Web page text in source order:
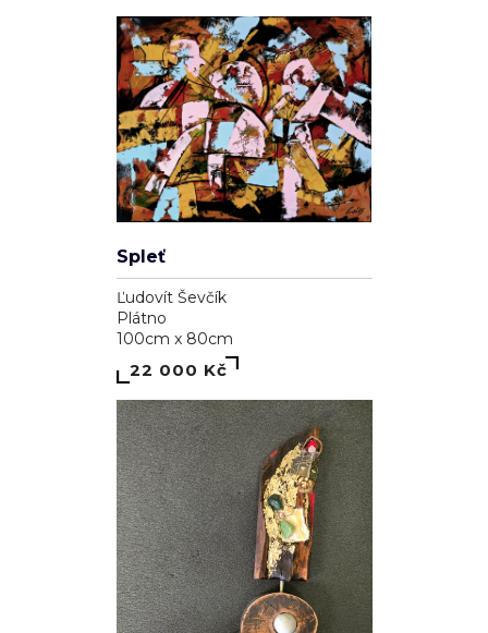
Spleť
Ľudovít Ševčík
Plátno
100cm x 80cm
22 000 Kč